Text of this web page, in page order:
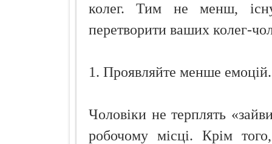
колег. Тим не менш,
перетворити ваших колег-
1. Проявляйте менше емоцій.
Чоловіки не терплять
робочому місці. Крім